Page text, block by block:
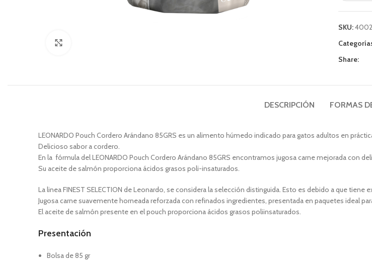
SKU:
Share:
DESCRIPCIÓN FORMAS
LEONARDO Pouch Cordero Arándano 85GRS es un alimento húmedo indicado para gatos adultos en
Delicioso sabor a cordero.
En la fórmula del LEONARDO Pouch Cordero Arándano 85GRS encontramos jugosa carne mejorada con
Su aceite de salmón proporciona ácidos grasos poli-insaturados.
La linea FINEST SELECTION de Leonardo, se considera la selección distinguida. Esto es debido a que
Jugosa carne suavemente horneada reforzada con refinados ingredientes, presentada en paquetes ideal
El aceite de salmón presente en el pouch proporciona ácidos grasos poliinsaturados.
Presentación
Bolsa de 85 gr